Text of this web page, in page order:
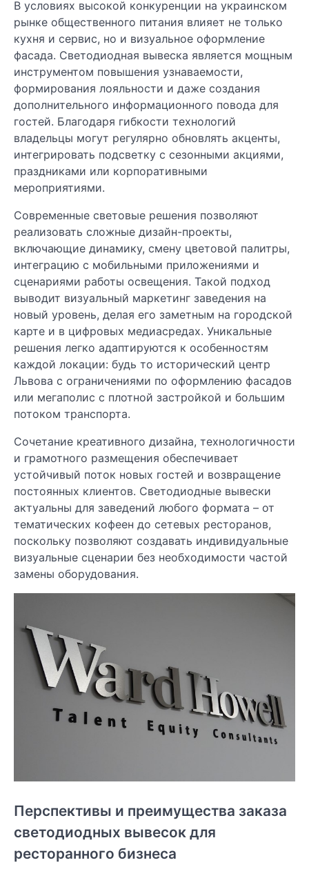
В условиях высокой конкуренции на украинском
рынке общественного питания влияет не только
кухня и сервис, но и визуальное оформление
фасада. Светодиодная вывеска является мощным
инструментом повышения узнаваемости,
формирования лояльности и даже создания
дополнительного информационного повода для
гостей. Благодаря гибкости технологий
владельцы могут регулярно обновлять акценты,
интегрировать подсветку с сезонными акциями,
праздниками или корпоративными
мероприятиями.
Современные световые решения позволяют
реализовать сложные дизайн-проекты,
включающие динамику, смену цветовой палитры,
интеграцию с мобильными приложениями и
сценариями работы освещения. Такой подход
выводит визуальный маркетинг заведения на
новый уровень, делая его заметным на городской
карте и в цифровых медиасредах. Уникальные
решения легко адаптируются к особенностям
каждой локации: будь то исторический центр
Львова с ограничениями по оформлению фасадов
или мегаполис с плотной застройкой и большим
потоком транспорта.
Сочетание креативного дизайна, технологичности
и грамотного размещения обеспечивает
устойчивый поток новых гостей и возвращение
постоянных клиентов. Светодиодные вывески
актуальны для заведений любого формата – от
тематических кофеен до сетевых ресторанов,
поскольку позволяют создавать индивидуальные
визуальные сценарии без необходимости частой
замены оборудования.
Перспективы и преимущества заказа
светодиодных вывесок для
ресторанного бизнеса